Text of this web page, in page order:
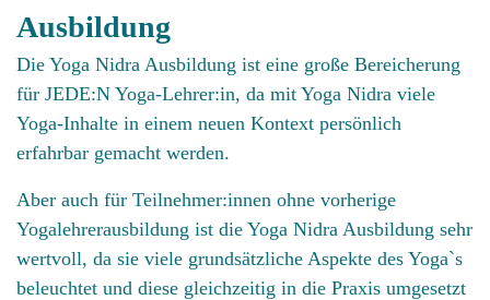
Ausbildung
Die Yoga Nidra Ausbildung ist eine große Bereicherung
für JEDE:N Yoga-Lehrer:in, da mit Yoga Nidra viele
Yoga-Inhalte in einem neuen Kontext persönlich
erfahrbar gemacht werden.
Aber auch für Teilnehmer:innen ohne vorherige
Yogalehrerausbildung ist die Yoga Nidra Ausbildung sehr
wertvoll, da sie viele grundsätzliche Aspekte des Yoga`s
beleuchtet und diese gleichzeitig in die Praxis umgesetzt